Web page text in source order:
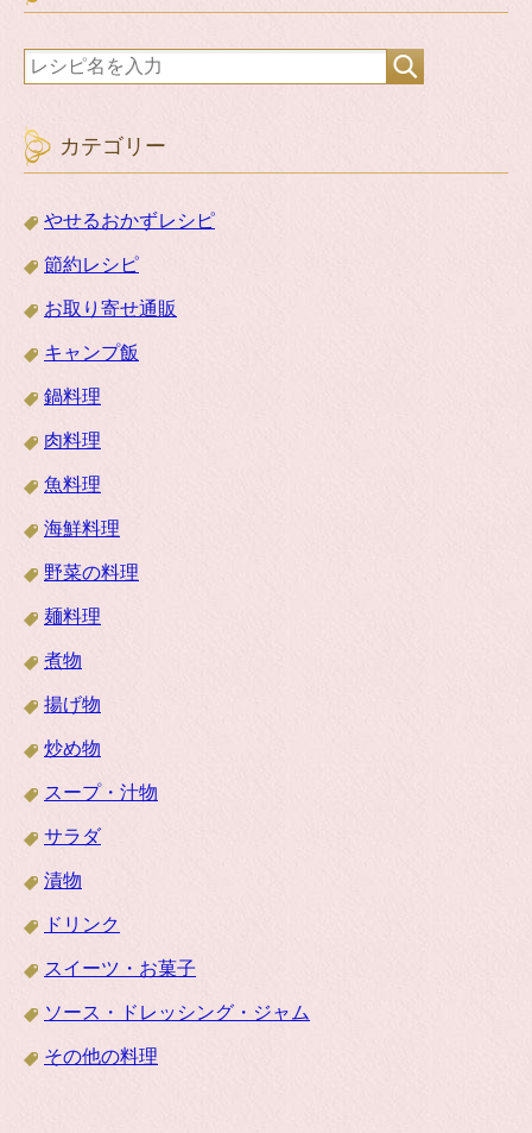
カテゴリー
やせるおかずレシピ
節約レシピ
お取り寄せ通販
キャンプ飯
鍋料理
肉料理
魚料理
海鮮料理
野菜の料理
麺料理
煮物
揚げ物
炒め物
スープ・汁物
サラダ
漬物
ドリンク
スイーツ・お菓子
ソース・ドレッシング・ジャム
その他の料理